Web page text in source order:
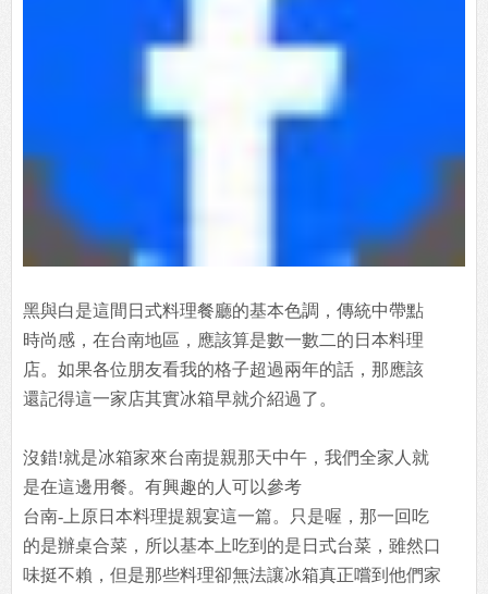
黑與白是這間日式料理餐廳的基本色調，傳統中帶點
時尚感，在台南地區，應該算是數一數二的日本料理
店。如果各位朋友看我的格子超過兩年的話，那應該
還記得這一家店其實冰箱早就介紹過了。
沒錯!就是冰箱家來台南提親那天中午，我們全家人就
是在這邊用餐。有興趣的人可以參考
台南-上原日本料理提親宴這一篇。只是喔，那一回吃
的是辦桌合菜，所以基本上吃到的是日式台菜，雖然口
味挺不賴，但是那些料理卻無法讓冰箱真正嚐到他們家